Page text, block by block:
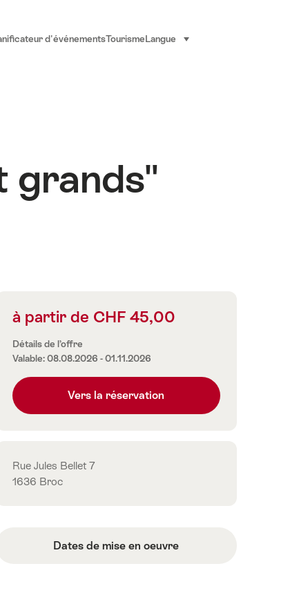
d'événementsTourisme Langue sélectionner (cliquer pour
grands"
Informations
les
prix
à partir de CHF 45,00
Détails de l’offre
Valable: 08.08.2026 - 01.11.2026
Vers la réservation
Contact
Rue Jules Bellet 7
1636 Broc
Dates de mise en oeuvre